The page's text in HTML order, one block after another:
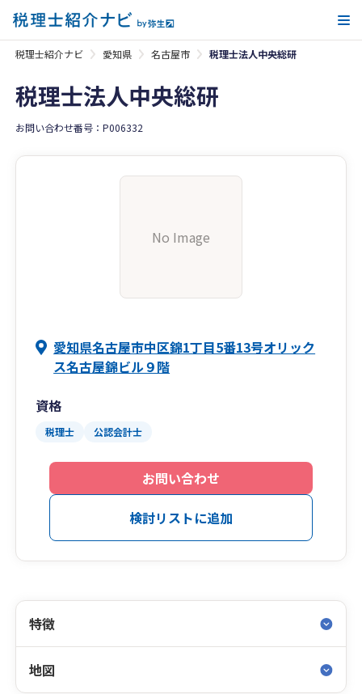
税理士紹介ナビ 愛知県 名古屋市 税理士法人中央総研
税理士法人中央総研
お問い合わせ番号：P006332
No Image
愛知県名古屋市中区錦1丁目5番13号オリック
ス名古屋錦ビル９階
資格
税理士 公認会計士
お問い合わせ
検討リストに追加
特徴
地図